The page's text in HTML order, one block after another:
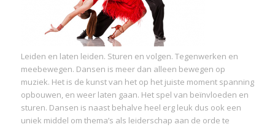
Leiden en laten leiden. Sturen en volgen. Tegenwerken en
meebewegen. Dansen is meer dan alleen bewegen op
muziek. Het is de kunst van het op het juiste moment spanning
opbouwen, en weer laten gaan. Het spel van beïnvloeden en
sturen. Dansen is naast behalve heel erg leuk dus ook een
uniek middel om thema’s als leiderschap aan de orde te